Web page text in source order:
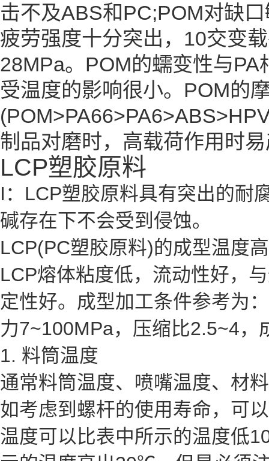
击不及ABS和PC;POM对缺
疲劳强度十分突出，10交变
28MPa。POM的蠕变性与
受温度的影响很小。POM的
制品对磨时，高载荷作用时
LCP塑胶原料
I：LCP塑胶原料具有突出的耐
碱存在下不会受到侵蚀。
LCP(PC塑胶原料)的成型温度
LCP熔体粘度低，流动性好，
定性好。成型加工条件参考为
力7~100MPa，压缩比2.5~4，
1. 料筒温度
通常料筒温度、喷嘴温度、材
如考虑到螺杆的使用寿命，可
温度可以比表中所示的温度低